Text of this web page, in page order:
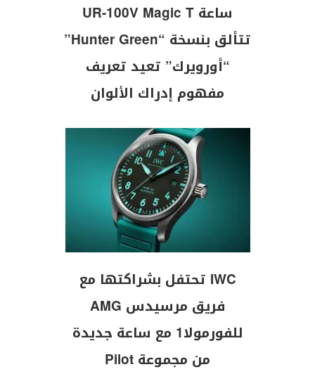
ساعة UR-100V Magic T
تتألق بنسخة “Hunter Green”
“أورويرك” تعيد تعريف
مفهوم إدراك الألوان
IWC تحتفل بشراكتها مع
فريق مرسيدس AMG
للفورمولا1 مع ساعة جديدة
من مجموعة Pilot